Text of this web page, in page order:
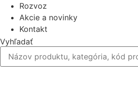
Rozvoz
Akcie a novinky
Kontakt
Vyhľadať